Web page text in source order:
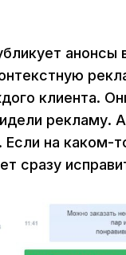
анонсы
клиента.
рекламу.
на каком-
сразу